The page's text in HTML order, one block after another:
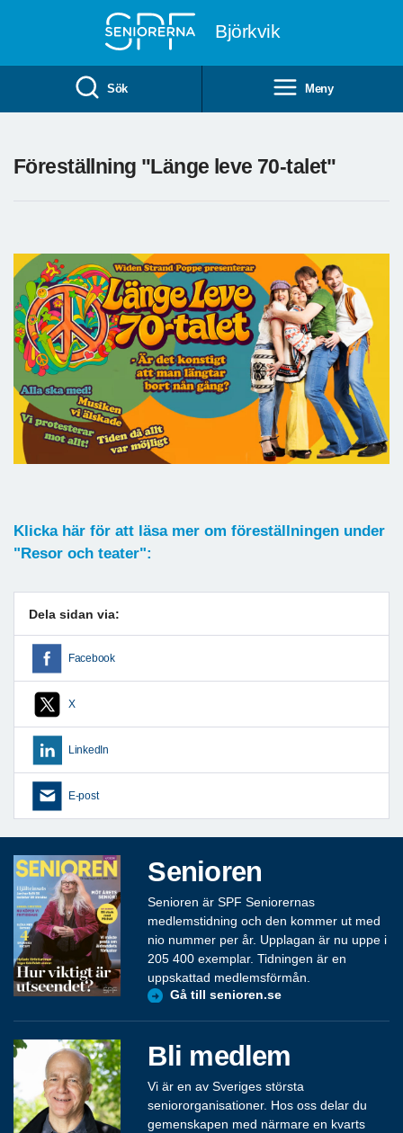
Björkvik
Sök Meny
Föreställning "Länge leve 70-talet"
Klicka här för att läsa mer om föreställningen under
"Resor och teater":
Dela sidan via:
Facebook
X
LinkedIn
E-post
Senioren
Senioren är SPF Seniorernas
medlemstidning och den kommer ut med
nio nummer per år. Upplagan är nu uppe i
205 400 exemplar. Tidningen är en
uppskattad medlemsförmån.
Gå till senioren.se
Bli medlem
Vi är en av Sveriges största
seniororganisationer. Hos oss delar du
gemenskapen med närmare en kvarts